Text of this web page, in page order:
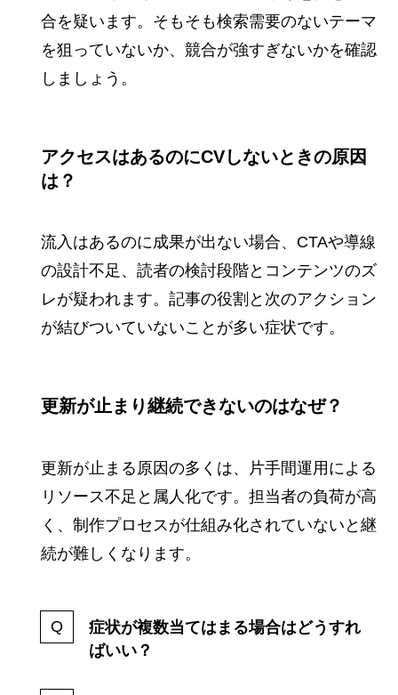
合を疑います。そもそも検索需要のないテーマ
を狙っていないか、競合が強すぎないかを確認
しましょう。
アクセスはあるのにCVしないときの原因
は？
流入はあるのに成果が出ない場合、CTAや導線
の設計不足、読者の検討段階とコンテンツのズ
レが疑われます。記事の役割と次のアクション
が結びついていないことが多い症状です。
更新が止まり継続できないのはなぜ？
更新が止まる原因の多くは、片手間運用による
リソース不足と属人化です。担当者の負荷が高
く、制作プロセスが仕組み化されていないと継
続が難しくなります。
症状が複数当てはまる場合はどうすれ
ばいい？